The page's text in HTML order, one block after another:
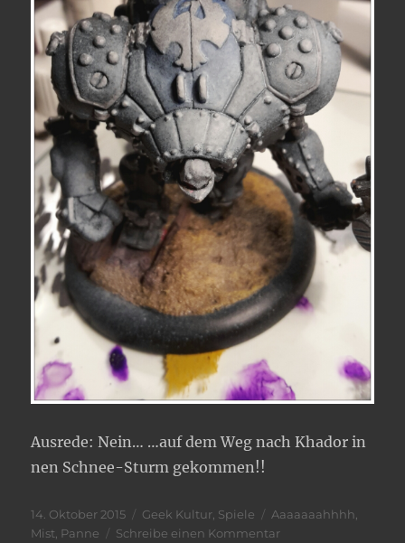
Ausrede: Nein… …auf dem Weg nach Khador in
nen Schnee-Sturm gekommen!!
Veröffentlicht
am
14. Oktober 2015 Kategorien
Geek Kultur Spiele Schlagwörter
Aaaaaaahhhh
Mist Panne Schreibe einen Kommentarzu